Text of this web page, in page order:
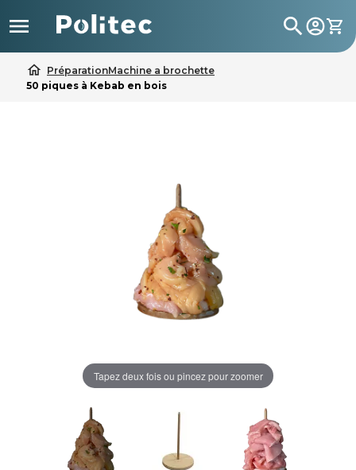
 search
home PréparationMachine a brochette
50 piques à Kebab en bois
Tapez deux fois ou pincez pour zoomer